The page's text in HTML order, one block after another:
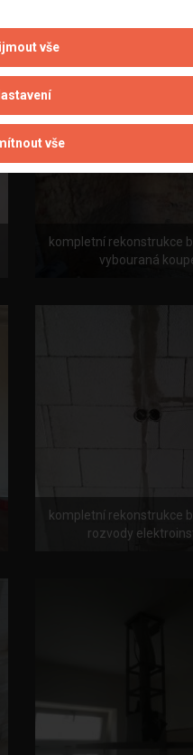
kompletní rekonstrukce
vybouraná
kompletní rekonstrukce
rozvody
vše
vše